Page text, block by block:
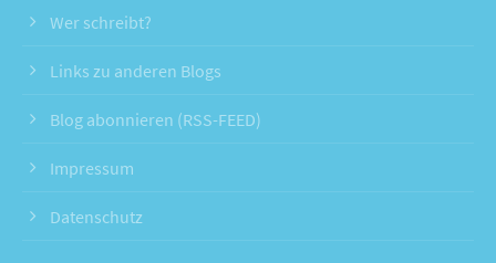
Wer schreibt?
Links zu anderen Blogs
Blog abonnieren (RSS-FEED)
Impressum
Datenschutz